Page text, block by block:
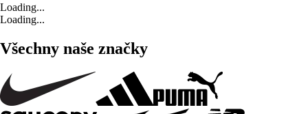
Loading...
Loading...
Všechny naše značky